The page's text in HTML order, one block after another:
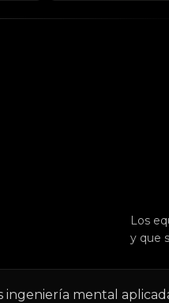
Los
y que
ingeniería mental